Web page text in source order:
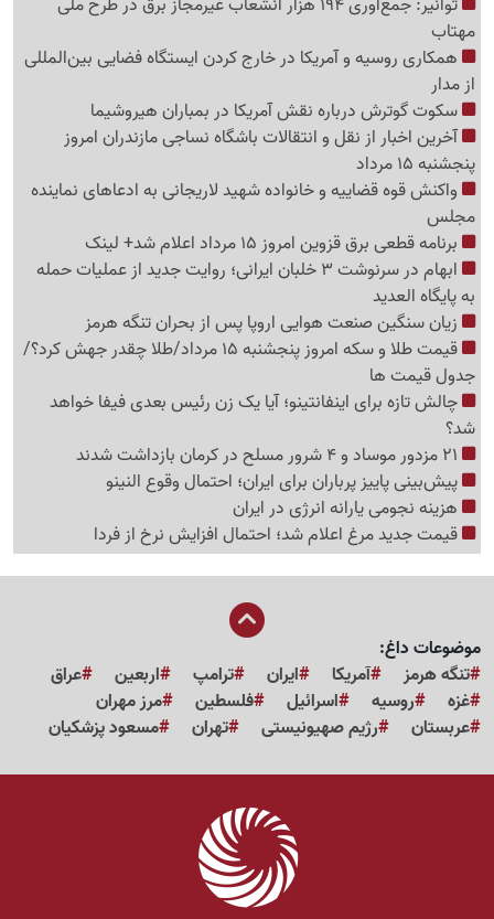
توانیر: جمع‌آوری 194 هزار انشعاب غیرمجاز برق در طرح ملی
مهتاب
همکاری روسیه و آمریکا در خارج کردن ایستگاه فضایی بین‌المللی
از مدار
سکوت گوترش درباره نقش آمریکا در بمباران هیروشیما
آخرین اخبار از نقل و انتقالات باشگاه نساجی مازندران امروز
پنجشنبه 15 مرداد
واکنش قوه قضاییه و خانواده شهید لاریجانی به ادعاهای نماینده
مجلس
برنامه قطعی برق قزوین امروز 15 مرداد اعلام شد+ لینک
ابهام در سرنوشت 3 خلبان ایرانی؛ روایت جدید از عملیات حمله
به پایگاه العدید
زیان سنگین صنعت هوایی اروپا پس از بحران تنگه هرمز
قیمت طلا و سکه امروز پنجشنبه 15 مرداد/طلا چقدر جهش کرد؟/
جدول قیمت ها
چالش تازه برای اینفانتینو؛ آیا یک زن رئیس بعدی فیفا خواهد
شد؟
پیش‌بینی پاییز پرباران برای ایران؛ احتمال وقوع النینو
هزینه نجومی یارانه انرژی در ایران
قیمت جدید مرغ اعلام شد؛ احتمال افزایش نرخ از فردا
موضوعات داغ:
تنگه هرمز
آمریکا ایران ترامپ اربعین
عراق
غزه
روسیه اسرائیل فلسطین
مرز مهران
عربستان
رژیم صهیونیستی تهران مسعود پزشکیان